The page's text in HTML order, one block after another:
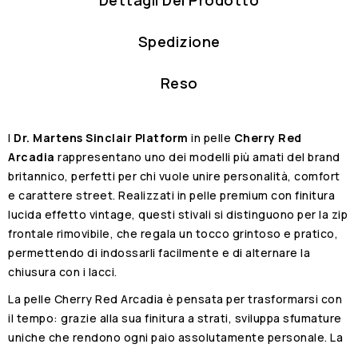
Spedizione
Reso
I Dr. Martens Sinclair Platform in pelle Cherry Red
Arcadia rappresentano uno dei modelli più amati del brand
britannico, perfetti per chi vuole unire personalità, comfort
e carattere street. Realizzati in pelle premium con finitura
lucida effetto vintage, questi stivali si distinguono per la zip
frontale rimovibile, che regala un tocco grintoso e pratico,
permettendo di indossarli facilmente e di alternare la
chiusura con i lacci.
La pelle Cherry Red Arcadia è pensata per trasformarsi con
il tempo: grazie alla sua finitura a strati, sviluppa sfumature
uniche che rendono ogni paio assolutamente personale. La